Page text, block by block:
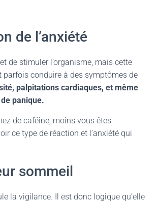
de l’anxiété
de stimuler l’organisme, mais cette
conduire à des symptômes de
palpitations cardiaques, et même
panique.
de caféine, moins vous êtes
ce type de réaction et l’anxiété qui
sommeil
la vigilance. Il est donc logique qu’elle